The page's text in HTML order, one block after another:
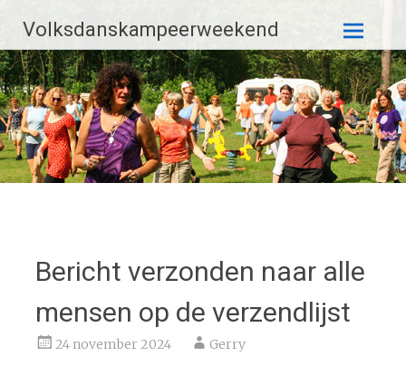
naar
de
inhoud
Volksdanskampeerweekend
Bericht verzonden naar alle
mensen op de verzendlijst
24 november 2024 Gerry